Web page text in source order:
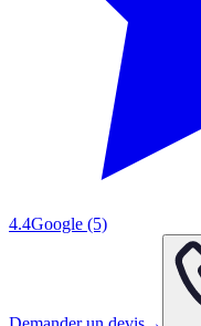
4.4Google (5)